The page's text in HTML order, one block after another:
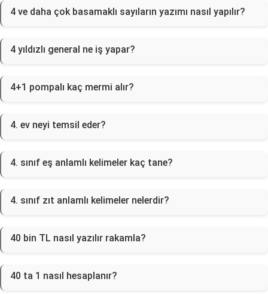
4 ve daha çok basamaklı sayıların yazımı nasıl yapılır?
4 yıldızlı general ne iş yapar?
4+1 pompalı kaç mermi alır?
4. ev neyi temsil eder?
4. sınıf eş anlamlı kelimeler kaç tane?
4. sınıf zıt anlamlı kelimeler nelerdir?
40 bin TL nasıl yazılır rakamla?
40 ta 1 nasıl hesaplanır?